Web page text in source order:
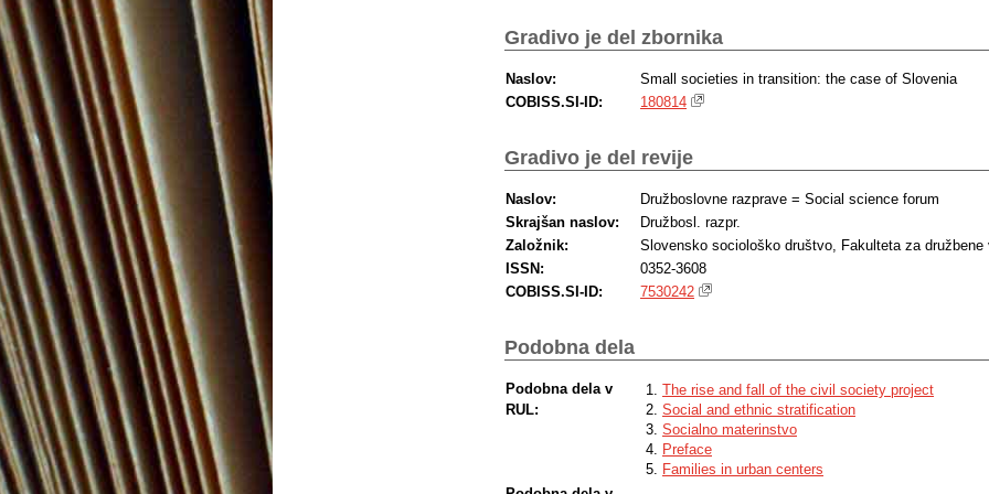
Gradivo je del zbornika
Naslov:
Small societies in transition: the case of Slovenia
COBISS.SI-ID:
180814
Gradivo je del revije
Naslov:
Družboslovne razprave = Social science forum
Skrajšan naslov:
Družbosl. razpr.
Založnik:
Slovensko sociološko društvo, Fakulteta za družbene
ISSN:
0352-3608
COBISS.SI-ID:
7530242
Podobna dela
Podobna dela v
RUL:
The rise and fall of the civil society project
Social and ethnic stratification
Socialno materinstvo
Preface
Families in urban centers